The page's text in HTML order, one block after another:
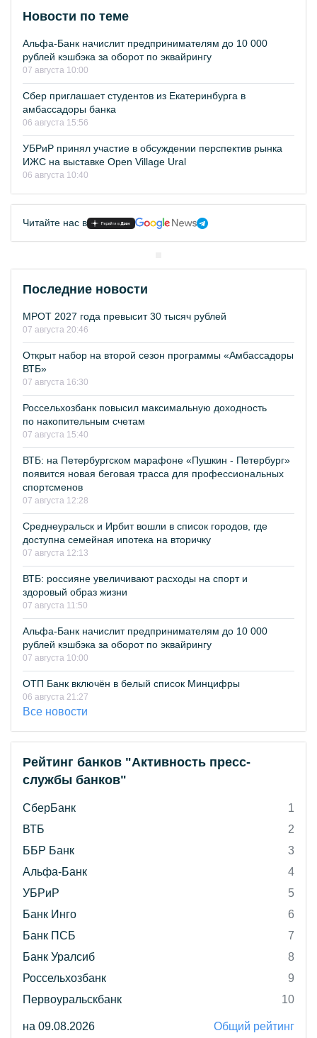
Новости по теме
Альфа-Банк начислит предпринимателям до 10 000
рублей кэшбэка за оборот по эквайрингу
07 августа 10:00
Сбер приглашает студентов из Екатеринбурга в
амбассадоры банка
06 августа 15:56
УБРиР принял участие в обсуждении перспектив рынка
ИЖС на выставке Open Village Ural
06 августа 10:40
Читайте нас в
Последние новости
МРОТ 2027 года превысит 30 тысяч рублей
07 августа 20:46
Открыт набор на второй сезон программы «Амбассадоры
ВТБ»
07 августа 16:30
Россельхозбанк повысил максимальную доходность
по накопительным счетам
07 августа 15:40
ВТБ: на Петербургском марафоне «Пушкин - Петербург»
появится новая беговая трасса для профессиональных
спортсменов
07 августа 12:28
Среднеуральск и Ирбит вошли в список городов, где
доступна семейная ипотека на вторичку
07 августа 12:13
ВТБ: россияне увеличивают расходы на спорт и
здоровый образ жизни
07 августа 11:50
Альфа-Банк начислит предпринимателям до 10 000
рублей кэшбэка за оборот по эквайрингу
07 августа 10:00
ОТП Банк включён в белый список Минцифры
06 августа 21:27
Все новости
Рейтинг банков "Активность пресс-
службы банков"
СберБанк
1
ВТБ
2
ББР Банк
3
Альфа-Банк
4
УБРиР
5
Банк Инго
6
Банк ПСБ
7
Банк Уралсиб
8
Россельхозбанк
9
Первоуральскбанк
10
на 09.08.2026 Общий рейтинг